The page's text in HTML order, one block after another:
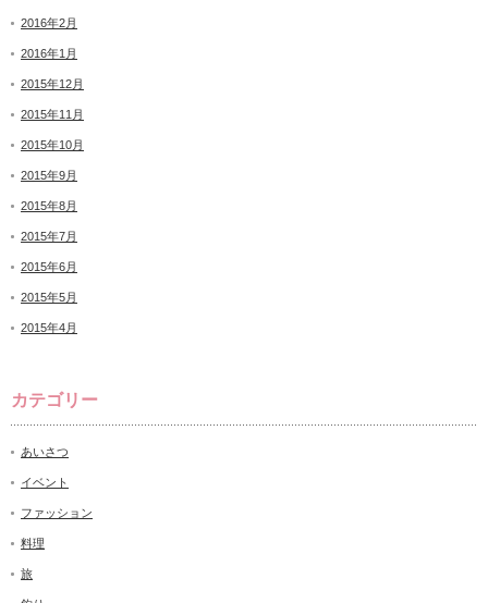
2016年2月
2016年1月
2015年12月
2015年11月
2015年10月
2015年9月
2015年8月
2015年7月
2015年6月
2015年5月
2015年4月
カテゴリー
あいさつ
イベント
ファッション
料理
旅